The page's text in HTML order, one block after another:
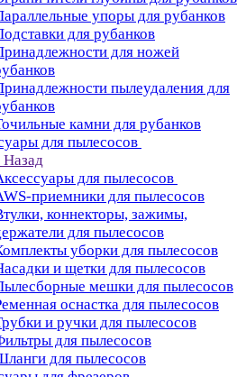
упоры для рубанков
для рубанков
для ножей
пылеудаления для
камни для рубанков
для пылесосов
Назад
для пылесосов
приемники для пылесосов
коннекторы, зажимы,
для пылесосов
уборки для пылесосов
и щетки для пылесосов
мешки для пылесосов
оснастка для пылесосов
и ручки для пылесосов
для пылесосов
для пылесосов